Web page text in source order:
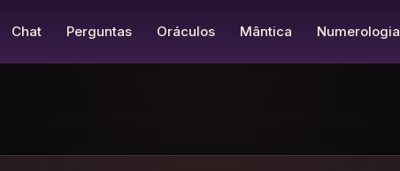
Chat Perguntas Oráculos Mântica Numerologia